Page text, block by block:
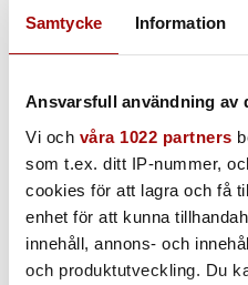
Samtycke Information
Ansvarsfull användning av
Vi och våra 1022 partners
som t.ex. ditt IP-nummer,
cookies för att lagra och få
enhet för att kunna
innehåll, annons- och
och produktutveckling. Du